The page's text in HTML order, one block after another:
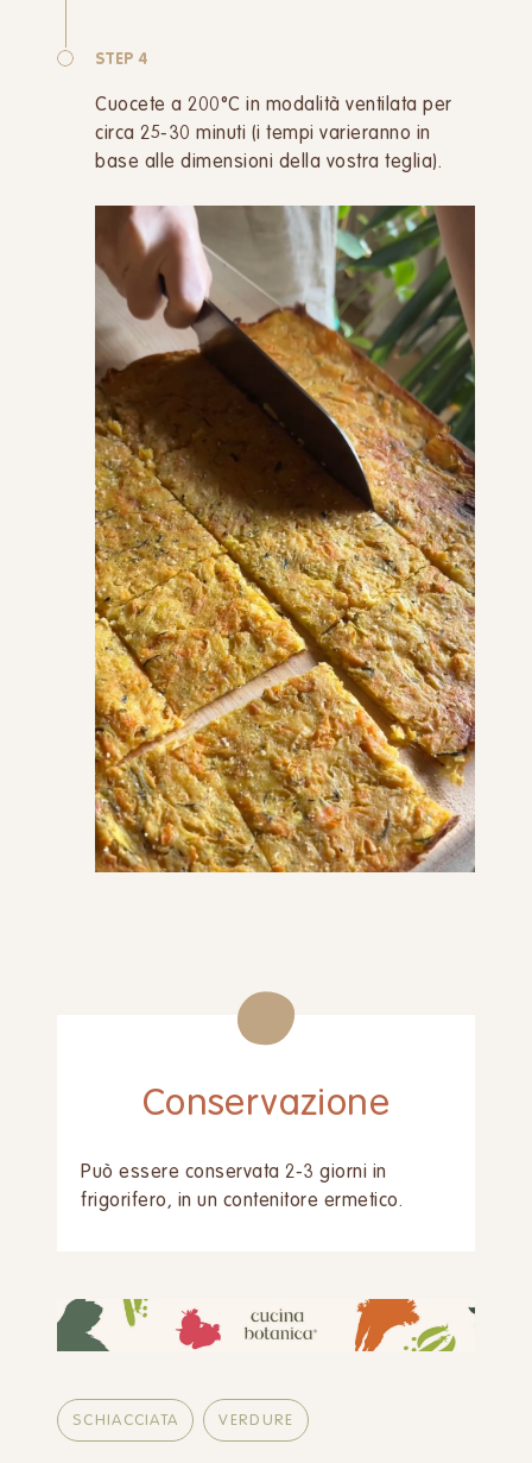
STEP 4
Cuocete a 200°C in modalità ventilata per
circa 25-30 minuti (i tempi varieranno in
base alle dimensioni della vostra teglia).
Conservazione
Può essere conservata 2-3 giorni in
frigorifero, in un contenitore ermetico.
SCHIACCIATA VERDURE